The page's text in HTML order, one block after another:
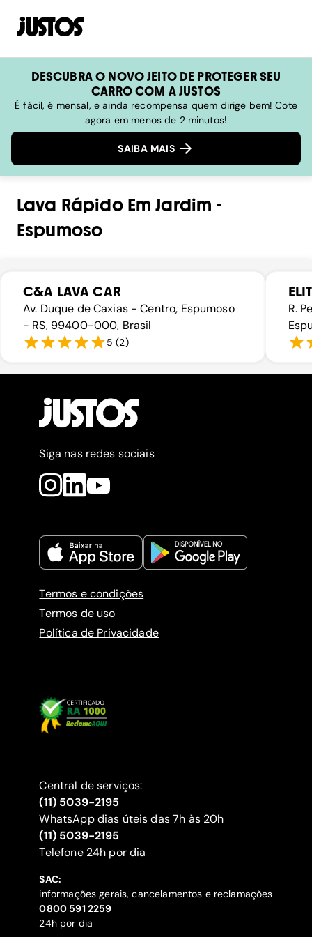
DESCUBRA O NOVO JEITO DE PROTEGER SEU
CARRO COM A JUSTOS
É fácil, é mensal, e ainda recompensa quem dirige bem! Cote
agora em menos de 2 minutos!
SAIBA MAIS
Lava RápidoEmJardim -
Espumoso
C&A LAVA CAR
Av. Duque de Caxias - Centro, Espumoso
- RS, 99400-000, Brasil
5 (2)
R.
Siga nas redes sociais
Termos e condições
Termos de uso
Política de Privacidade
Central de serviços:
(11) 5039-2195
WhatsApp dias úteis das 7h às 20h
(11) 5039-2195
‍Telefone 24h por dia
SAC:
informações gerais, cancelamentos e reclamações
‍0800 591 2259
24h por dia